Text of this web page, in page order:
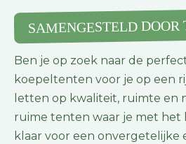
SAMENGESTELD
Ben je op zoek naar de
koepeltenten voor je op een
letten op kwaliteit, ruimte en
ruime tenten waar je met het
klaar voor een onvergetelijke